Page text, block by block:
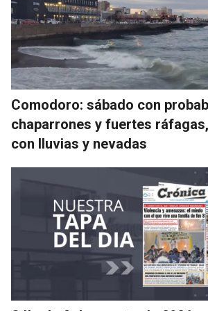
Comodoro: sábado con
chaparrones y fuertes
con lluvias y nevadas